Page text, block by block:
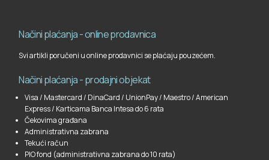
Načini plaćanja - online prodavnica
Svi artikli poručeni u online prodavnici se plaćaju pouzećem.
Načini plaćanja - prodajni objekat
Visa / Mastercard / DinaCard / UnionPay / Maestro / American
Express / Karticama Banca Intesa do 6 rata
Čekovima građana
Administrativna zabrana
Tekući račun
PIO fond (administrativna zabrana do 10 rata)